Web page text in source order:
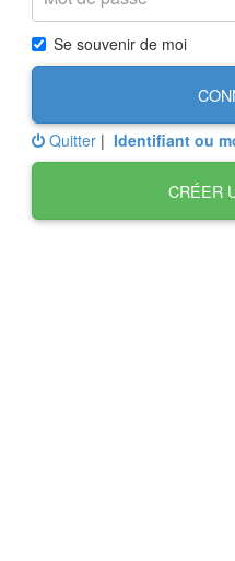
Se souvenir de moi
Quitter | Identifiant ou
CRÉER